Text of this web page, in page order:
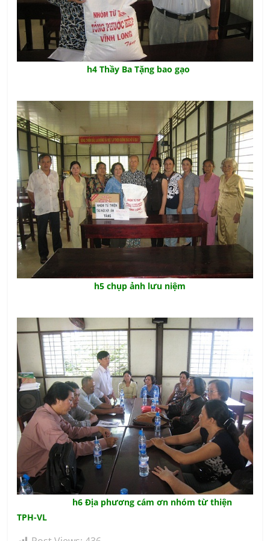
h4 Thầy Ba Tặng bao gạo
h5 chụp ảnh lưu niệm
h6 Địa phương cám ơn nhóm từ thiện
TPH-VL